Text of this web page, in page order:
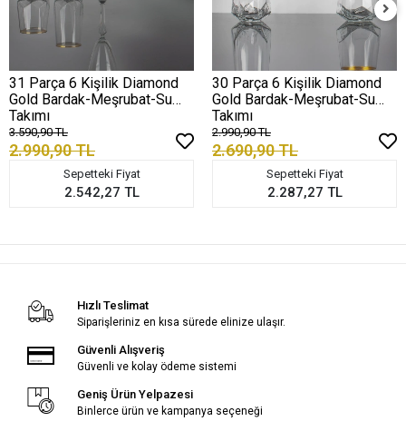
31 Parça 6 Kişilik Diamond
Gold Bardak-Meşrubat-Su
Takımı
3.590,90 TL
2.990,90 TL
Sepetteki Fiyat
2.542,27 TL
30 Parça 6 Kişilik Diamond
Gold Bardak-Meşrubat-Su
Takımı
2.990,90 TL
2.690,90 TL
Sepetteki Fiyat
2.287,27 TL
Hızlı Teslimat
Siparişleriniz en kısa sürede elinize ulaşır.
Güvenli Alışveriş
Güvenli ve kolay ödeme sistemi
Geniş Ürün Yelpazesi
Binlerce ürün ve kampanya seçeneği